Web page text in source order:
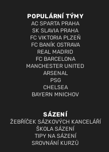
POPULÁRNÍ TÝMY
AC SPARTA PRAHA
SK SLAVIA PRAHA
FC VIKTORIA PLZEŇ
FC BANÍK OSTRAVA
REAL MADRID
FC BARCELONA
MANCHESTER UNITED
ARSENAL
PSG
CHELSEA
BAYERN MNICHOV
SÁZENÍ
ŽEBŘÍČEK SÁZKOVÝCH KANCELÁŘÍ
ŠKOLA SÁZENÍ
TIPY NA SÁZENÍ
SROVNÁNÍ KURZŮ